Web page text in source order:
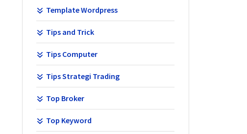
Template Wordpress
Tips and Trick
Tips Computer
Tips Strategi Trading
Top Broker
Top Keyword